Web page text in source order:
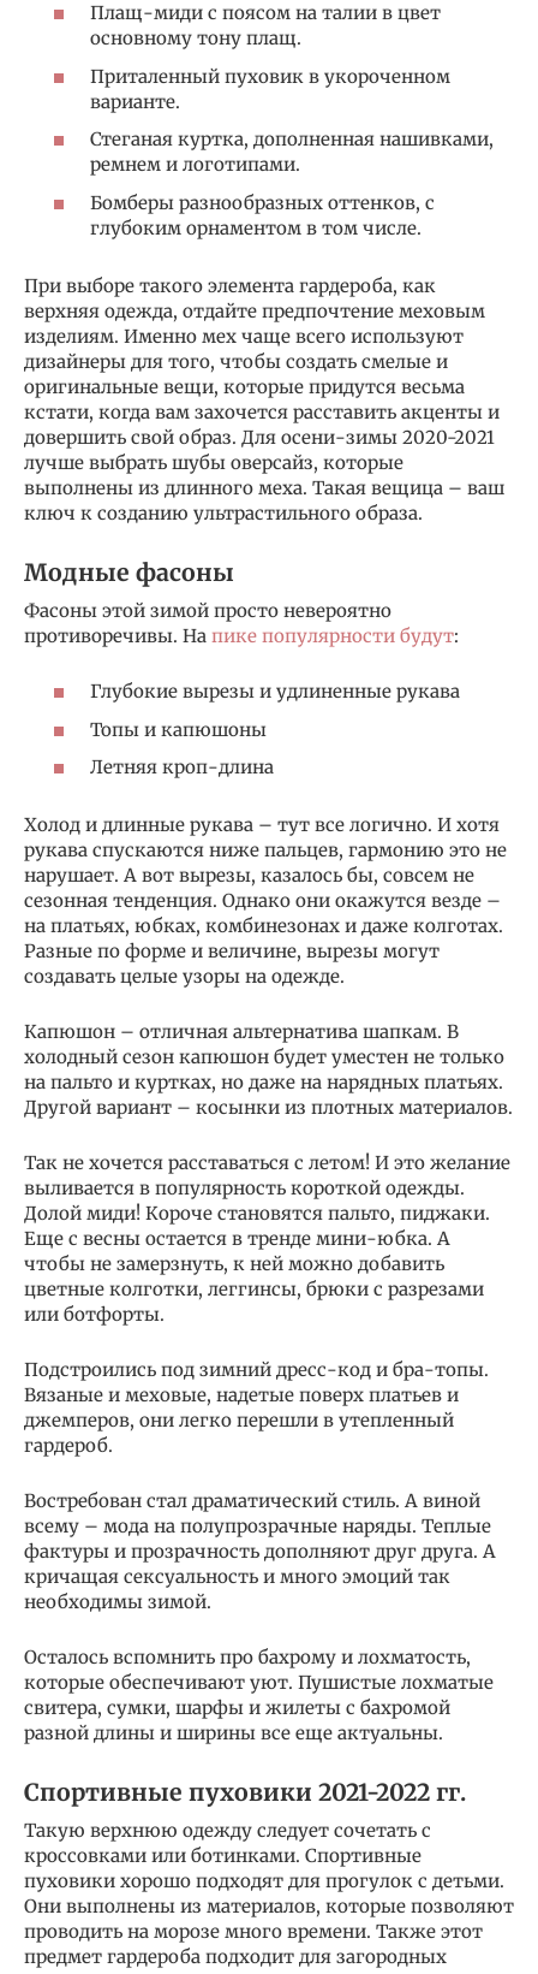
Плащ-миди с поясом на талии в цвет
основному тону плащ.
Приталенный пуховик в укороченном
варианте.
Стеганая куртка, дополненная нашивками,
ремнем и логотипами.
Бомберы разнообразных оттенков, с
глубоким орнаментом в том числе.
При выборе такого элемента гардероба, как
верхняя одежда, отдайте предпочтение меховым
изделиям. Именно мех чаще всего используют
дизайнеры для того, чтобы создать смелые и
оригинальные вещи, которые придутся весьма
кстати, когда вам захочется расставить акценты и
довершить свой образ. Для осени-зимы 2020-2021
лучше выбрать шубы оверсайз, которые
выполнены из длинного меха. Такая вещица – ваш
ключ к созданию ультрастильного образа.
Модные фасоны
Фасоны этой зимой просто невероятно
противоречивы. На пике популярности будут:
Глубокие вырезы и удлиненные рукава
Топы и капюшоны
Летняя кроп-длина
Холод и длинные рукава – тут все логично. И хотя
рукава спускаются ниже пальцев, гармонию это не
нарушает. А вот вырезы, казалось бы, совсем не
сезонная тенденция. Однако они окажутся везде –
на платьях, юбках, комбинезонах и даже колготах.
Разные по форме и величине, вырезы могут
создавать целые узоры на одежде.
Капюшон – отличная альтернатива шапкам. В
холодный сезон капюшон будет уместен не только
на пальто и куртках, но даже на нарядных платьях.
Другой вариант – косынки из плотных материалов.
Так не хочется расставаться с летом! И это желание
выливается в популярность короткой одежды.
Долой миди! Короче становятся пальто, пиджаки.
Еще с весны остается в тренде мини-юбка. А
чтобы не замерзнуть, к ней можно добавить
цветные колготки, леггинсы, брюки с разрезами
или ботфорты.
Подстроились под зимний дресс-код и бра-топы.
Вязаные и меховые, надетые поверх платьев и
джемперов, они легко перешли в утепленный
гардероб.
Востребован стал драматический стиль. А виной
всему – мода на полупрозрачные наряды. Теплые
фактуры и прозрачность дополняют друг друга. А
кричащая сексуальность и много эмоций так
необходимы зимой.
Осталось вспомнить про бахрому и лохматость,
которые обеспечивают уют. Пушистые лохматые
свитера, сумки, шарфы и жилеты с бахромой
разной длины и ширины все еще актуальны.
Спортивные пуховики 2021-2022 гг.
Такую верхнюю одежду следует сочетать с
кроссовками или ботинками. Спортивные
пуховики хорошо подходят для прогулок с детьми.
Они выполнены из материалов, которые позволяют
проводить на морозе много времени. Также этот
предмет гардероба подходит для загородных